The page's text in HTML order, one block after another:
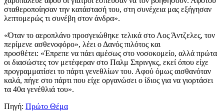
σταθεροποίησαν την κατάστασή του, στη συνέχεια μας εξήγησαν
λεπτομερώς τι συνέβη στον άνδρα».
«Όταν το αεροπλάνο προσγειώθηκε τελικά στο Λος Άντζελες, τον
περίμενε ασθενοφόρο», λέει ο Δανός πιλότος και
προσθέτει: «Έπρεπε να πάει αμέσως στο νοσοκομείο, αλλά πρώτα
οι διασώστες τον μετέφεραν στο Παλμ Σπρινγκς, εκεί όπου είχε
προγραμματίσει το πάρτι γενεθλίων του. Αφού όμως αισθανόταν
καλά, πήγε στο πάρτι που είχε οργανώσει ο ίδιος για να γιορτάσει
τα 40α γενέθλιά του».
Πηγή: Πρώτο Θέμα